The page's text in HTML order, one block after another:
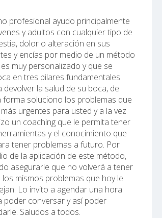
profesional ayudo principalmente
y adultos con cualquier tipo de
dolor o alteración en sus
y encías por medio de un método
muy personalizado y que se
en tres pilares fundamentales
devolver la salud de su boca, de
forma soluciono los problemas que
urgentes para usted y a la vez
un coaching que le permita tener
y el conocimiento que
tener problemas a futuro. Por
de la aplicación de este método,
asegurarle que no volverá a tener
los mismos problemas que hoy le
Lo invito a agendar una hora
poder conversar y así poder
Saludos a todos.